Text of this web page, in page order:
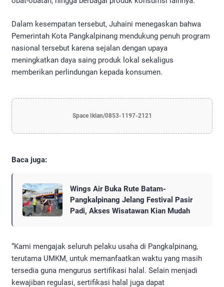
Dalam kesempatan tersebut, Juhaini menegaskan bahwa
Pemerintah Kota Pangkalpinang mendukung penuh program
nasional tersebut karena sejalan dengan upaya
meningkatkan daya saing produk lokal sekaligus
memberikan perlindungan kepada konsumen.
Space Iklan/0853-1197-2121
Baca juga:
Wings Air Buka Rute Batam-
Pangkalpinang Jelang Festival Pasir
Padi, Akses Wisatawan Kian Mudah
“Kami mengajak seluruh pelaku usaha di Pangkalpinang,
terutama UMKM, untuk memanfaatkan waktu yang masih
tersedia guna mengurus sertifikasi halal. Selain menjadi
kewajiban regulasi, sertifikasi halal juga dapat